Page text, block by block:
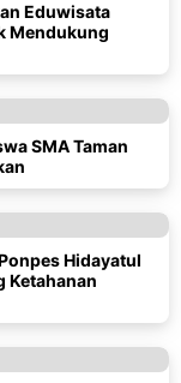
Eduwisata
Mendukung
SMA Taman
Hidayatul
Ketahanan